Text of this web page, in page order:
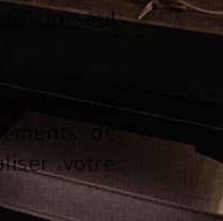
un seul
plus
de
votre